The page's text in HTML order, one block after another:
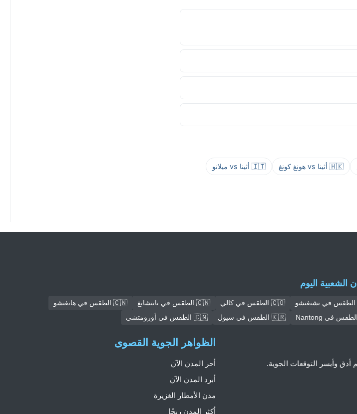
🇭🇰 أثينا vs هونغ كونغ 🇮🇹 أثينا vs ميلانو
الشعبية اليوم
🇨🇴 الطقس في كالي 🇨🇳 الطقس في نانتشانغ
🇨🇳 الطقس في هانغتشو
🇰🇷 الطقس في سيول 🇨🇳 الطقس في أورومتشي
أدق وأيسر التوقعات الجوية.
الظواهر الجوية القصوى
أحر المدن الآن
أبرد المدن الآن
مدن الأمطار الغزيرة
أكثر المدن ريحًا